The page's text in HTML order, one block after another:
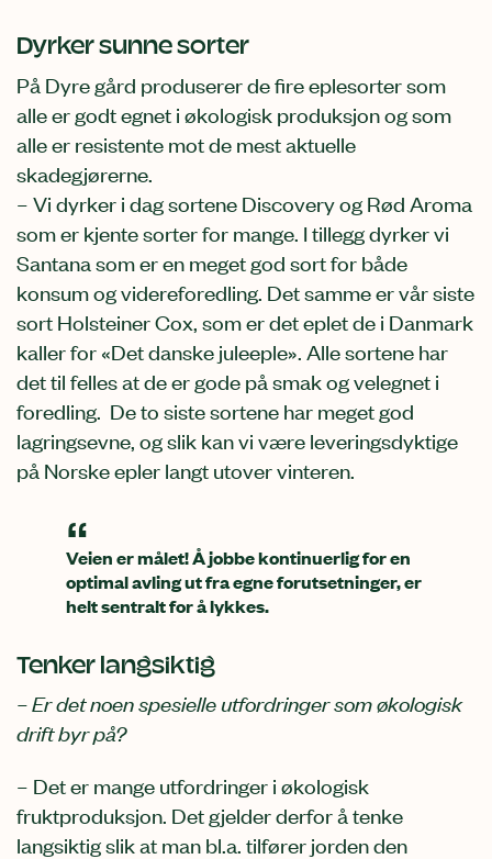
Dyrker sunne sorter
På Dyre gård produserer de fire eplesorter som
alle er godt egnet i økologisk produksjon og som
alle er resistente mot de mest aktuelle
skadegjørerne.
– Vi dyrker i dag sortene Discovery og Rød Aroma
som er kjente sorter for mange. I tillegg dyrker vi
Santana som er en meget god sort for både
konsum og videreforedling. Det samme er vår siste
sort Holsteiner Cox, som er det eplet de i Danmark
kaller for «Det danske juleeple». Alle sortene har
det til felles at de er gode på smak og velegnet i
foredling. De to siste sortene har meget god
lagringsevne, og slik kan vi være leveringsdyktige
på Norske epler langt utover vinteren.
Veien er målet! Å jobbe kontinuerlig for en
optimal avling ut fra egne forutsetninger, er
helt sentralt for å lykkes.
Tenker langsiktig
– Er det noen spesielle utfordringer som økologisk
drift byr på?
– Det er mange utfordringer i økologisk
fruktproduksjon. Det gjelder derfor å tenke
langsiktig slik at man bl.a. tilfører jorden den